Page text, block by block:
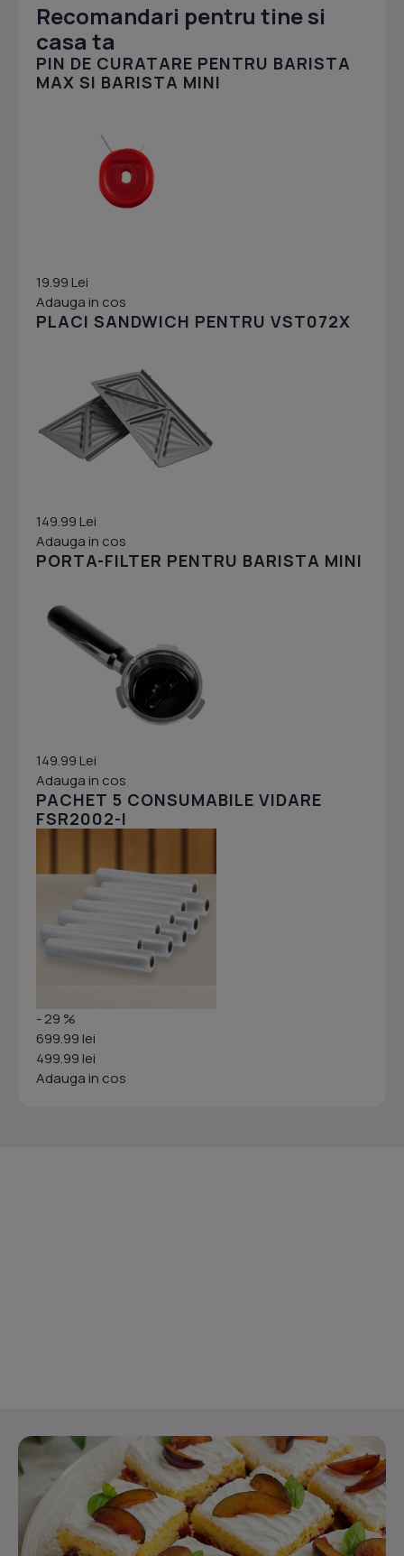
Recomandari pentru tine si
casa ta
PIN DE CURATARE PENTRU BARISTA
MAX SI BARISTA MINI
19.99 Lei
Adauga in cos
PLACI SANDWICH PENTRU VST072X
149.99 Lei
Adauga in cos
PORTA-FILTER PENTRU BARISTA MINI
149.99 Lei
Adauga in cos
PACHET 5 CONSUMABILE VIDARE
FSR2002-I
- 29 %
699.99 lei
499.99 lei
Adauga in cos